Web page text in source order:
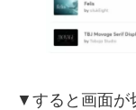
▼すると画面が